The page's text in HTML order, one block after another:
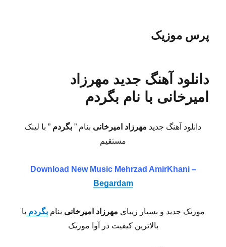
پرس موزیک
دانلود آهنگ جدید مهرزاد
امیرخانی با نام بگردم
دانلود آهنگ جدید مهرزاد امیرخانی بنام ” بگردم ” با لینک
مستقیم
Download New MusicMehrzad AmirKhani –
Begardam
موزیک جدید و بسیار زیبای مهرزاد امیرخانی بنام بگردم با
بالاترین کیفیت در آوا موزیک